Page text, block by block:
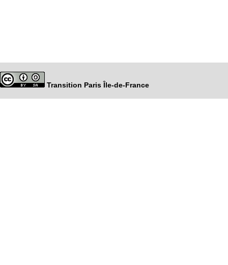
Transition Paris Île-de-France